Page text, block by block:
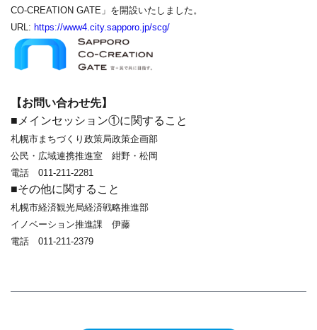
CO-CREATION GATE」を開設いたしました。
URL: https://www4.city.sapporo.jp/scg/
【お問い合わせ先】
■メインセッション①に関すること
札幌市まちづくり政策局政策企画部
公民・広域連携推進室 紺野・松岡
電話 011-211-2281
■その他に関すること
札幌市経済観光局経済戦略推進部
イノベーション推進課 伊藤
電話 011-211-2379